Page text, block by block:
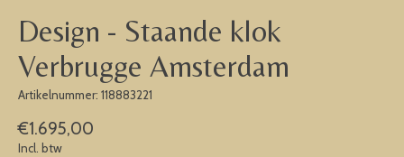
Design - Staande klok
Verbrugge Amsterdam
Artikelnummer: 118883221
€1.695,00
Incl. btw